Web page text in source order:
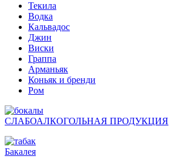
Текила
Водка
Кальвадос
Джин
Виски
Граппа
Арманьяк
Коньяк и бренди
Ром
СЛАБОАЛКОГОЛЬНАЯ ПРОДУКЦИЯ
Бакалея